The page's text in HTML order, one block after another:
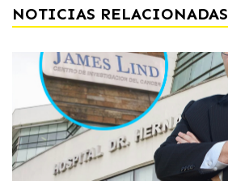
NOTICIAS RELACIONADAS